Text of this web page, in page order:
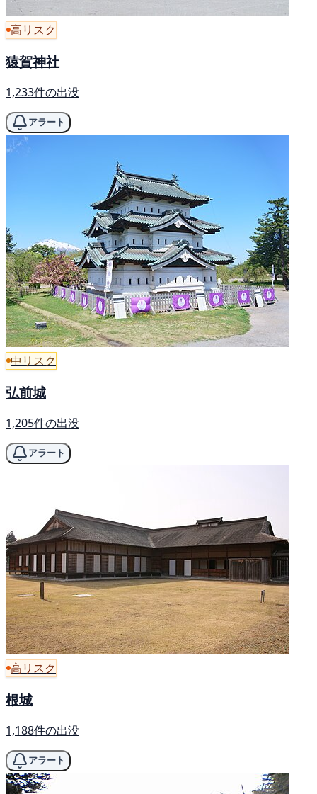
高リスク
猿賀神社
1,233件の出没
アラート
中リスク
弘前城
1,205件の出没
アラート
高リスク
根城
1,188件の出没
アラート